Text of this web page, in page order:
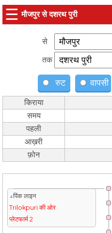
☰ मौजपुर से दशरथ पुरी
से
तक
रुट वापसी
किराया
समय
पहली
आख़री
फ़ोन
↓पिंक लाइन
Trilokpuri की ओर
प्लेटफार्म 2